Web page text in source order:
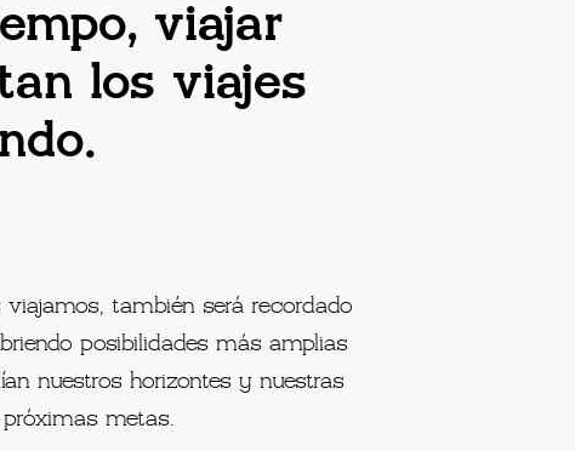
viajar
los viajes
también será recordado
posibilidades más amplias
nuestros horizontes y nuestras
metas.